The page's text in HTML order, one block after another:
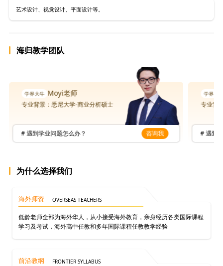
艺术设计、视觉设计、平面设计等。
海归教学团队
Moyi老师
专业背景：悉尼大学-商业分析硕士
# 遇到学业问题怎么办？ 咨询我
专业背
# 遇到
为什么选择我们
海外师资 OVERSEAS TEACHERS
低龄老师全部为海外华人，从小接受海外教育，亲身经历各类国际课程
学习及考试，海外高中任教和多年国际课程任教教学经验
前沿教纲 FRONTIER SYLLABUS